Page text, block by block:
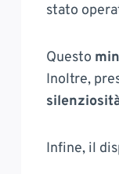
stato
Questo
Inoltre,
Infine, il